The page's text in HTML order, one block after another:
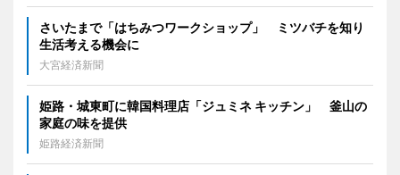
さいたまで「はちみつワークショップ」 ミツバチを知り
生活考える機会に
大宮経済新聞
姫路・城東町に韓国料理店「ジュミネ キッチン」 釜山の
家庭の味を提供
姫路経済新聞